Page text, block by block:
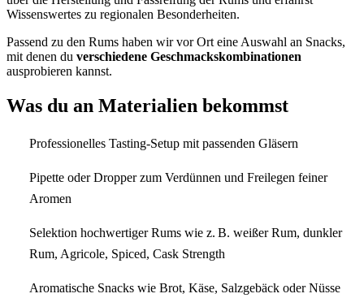
Wissenswertes zu regionalen Besonderheiten.
Passend zu den Rums haben wir vor Ort eine Auswahl an Snacks,
mit denen du verschiedene Geschmackskombinationen
ausprobieren kannst.
Was du an Materialien bekommst
Professionelles Tasting-Setup mit passenden Gläsern
Pipette oder Dropper zum Verdünnen und Freilegen feiner
Aromen
Selektion hochwertiger Rums wie z. B. weißer Rum, dunkler
Rum, Agricole, Spiced, Cask Strength
Aromatische Snacks wie Brot, Käse, Salzgebäck oder Nüsse